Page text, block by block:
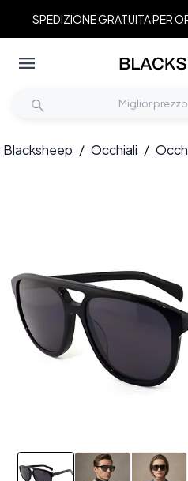
SPEDIZIONE GRATUITA PER
Blacksheep / Occhiali /